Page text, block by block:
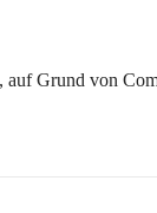
Grund von